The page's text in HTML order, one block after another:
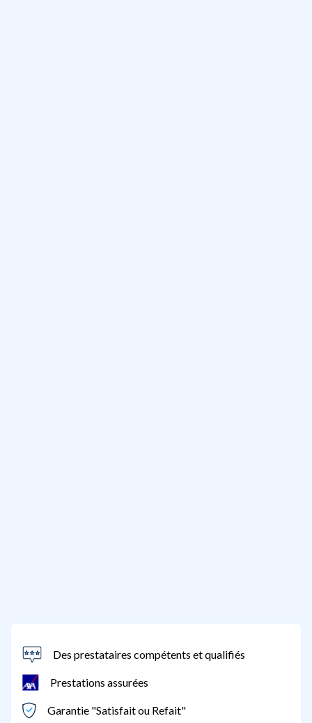
Des prestataires compétents et qualifiés
Prestations assurées
Garantie "Satisfait ou Refait"